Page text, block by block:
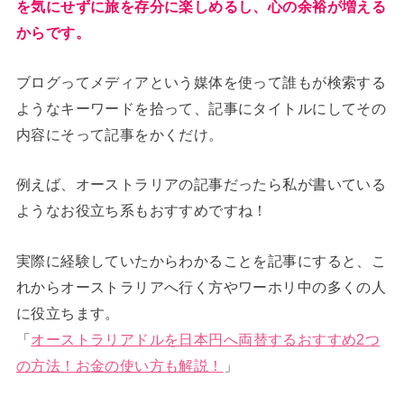
を気にせずに旅を存分に楽しめるし、心の余裕が増える
からです。
ブログってメディアという媒体を使って誰もが検索する
ようなキーワードを拾って、記事にタイトルにしてその
内容にそって記事をかくだけ。
例えば、オーストラリアの記事だったら私が書いている
ようなお役立ち系もおすすめですね！
実際に経験していたからわかることを記事にすると、こ
れからオーストラリアへ行く方やワーホリ中の多くの人
に役立ちます。
「オーストラリアドルを日本円へ両替するおすすめ2つ
の方法！お金の使い方も解説！
」